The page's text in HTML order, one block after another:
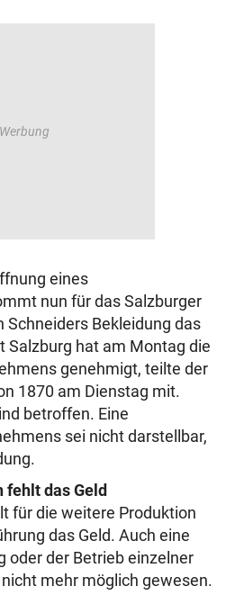
eines
nun für das Salzburger
Bekleidung das
Salzburg hat am Montag die
genehmigt, teilte der
1870 am Dienstag mit.
betroffen. Eine
sei nicht darstellbar,
das Geld
für die weitere Produktion
das Geld. Auch eine
oder der Betrieb einzelner
mehr möglich gewesen.